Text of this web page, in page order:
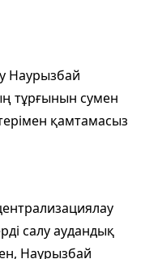
Наурызбай
тұрғынын сумен
қамтамасыз
салу аудандық
Наурызбай